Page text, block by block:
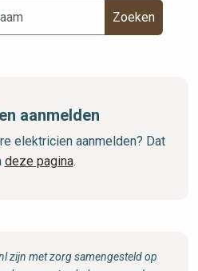
Zoeken
aanmelden
elektricien aanmelden? Dat
deze pagina.
zijn met zorg samengesteld op